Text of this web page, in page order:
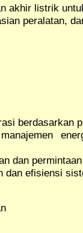
akhir listrik
peralatan,
berdasarkan
dan
dan efisiensi